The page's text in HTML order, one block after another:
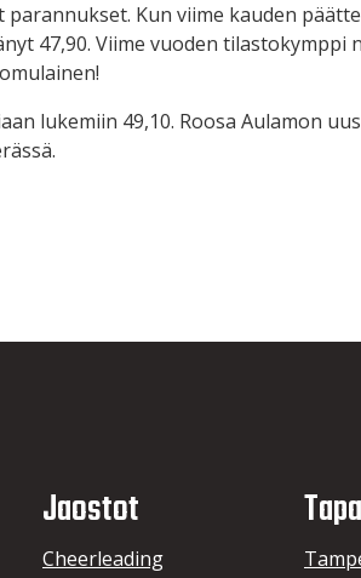
Kun viime kauden
47,90. Viime vuoden tilastokymppi
lukemiin 49,10. Roosa Aulamon
Jaostot
Cheerleading